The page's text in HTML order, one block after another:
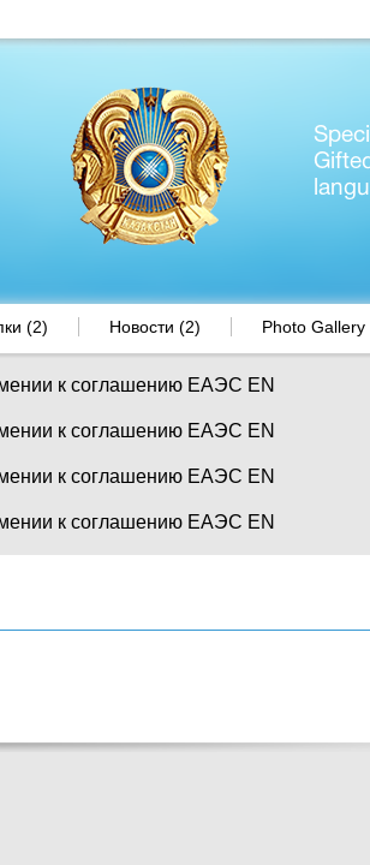
(2) Новости (2) Photo Gallery
к соглашению ЕАЭС EN
к соглашению ЕАЭС EN
к соглашению ЕАЭС EN
к соглашению ЕАЭС EN